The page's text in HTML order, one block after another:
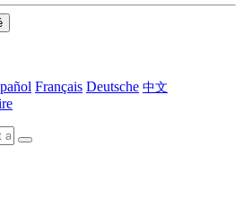
Français Deutsche 中文